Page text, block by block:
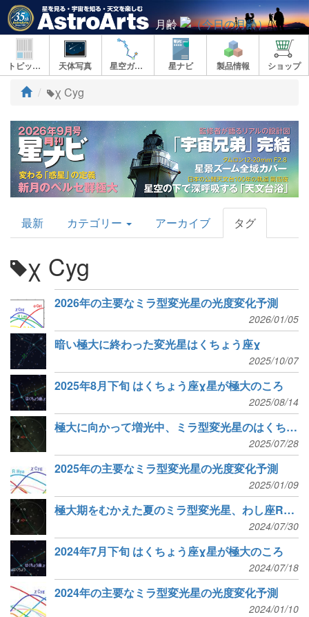
月齢
トピックス 天体写真 星空ガイド 星ナビ 製品情報 ショップ
ト
プ
χ Cyg
AstroArts
Topics
最新 カテゴリー アーカイブ タグ
χ Cyg
2026年の主要なミラ型変光星の光度変化予測
2026/01/05
暗い極大に終わった変光星はくちょう座χ
2025/10/07
2025年8月下旬 はくちょう座χ星が極大のころ
2025/08/14
極大に向かって増光中、ミラ型変光星のはくちょう座χ
2025/07/28
2025年の主要なミラ型変光星の光度変化予測
2025/01/09
極大期をむかえた夏のミラ型変光星、わし座Rとはくちょう座χ
2024/07/30
2024年7月下旬 はくちょう座χ星が極大のころ
2024/07/18
2024年の主要なミラ型変光星の光度変化予測
2024/01/10